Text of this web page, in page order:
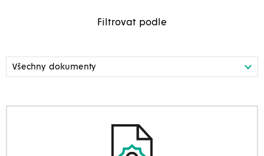
Filtrovat podle